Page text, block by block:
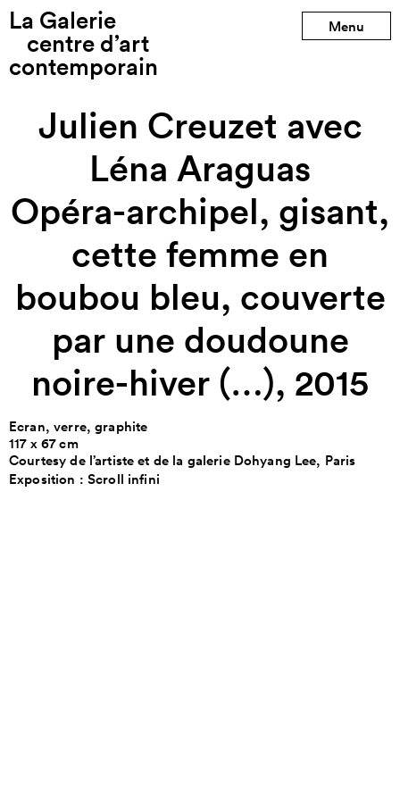
La Galerie
centre d’art
contemporain
Menu
Production précédente
Production suivante
Julien Creuzet avec
Léna Araguas
Opéra-archipel, gisant,
cette femme en
boubou bleu, couverte
par une doudoune
noire-hiver (…), 2015
Ecran, verre, graphite
117 x 67 cm
Courtesy de l’artiste et de la galerie Dohyang Lee, Paris
Exposition : Scroll infini